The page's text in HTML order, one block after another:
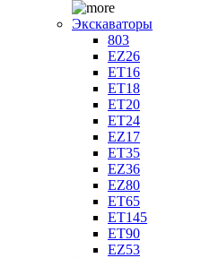
Экскаваторы
803
EZ26
ET16
ET18
ET20
ET24
EZ17
ET35
EZ36
EZ80
ET65
ET145
ET90
EZ53